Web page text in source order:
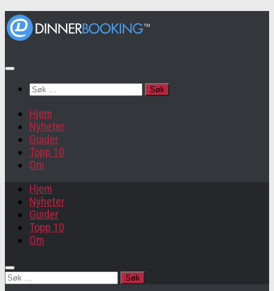
Søk
Hjem
Nyheter
Guider
Topp 10
Om
Hjem
Nyheter
Guider
Topp 10
Om
Søk